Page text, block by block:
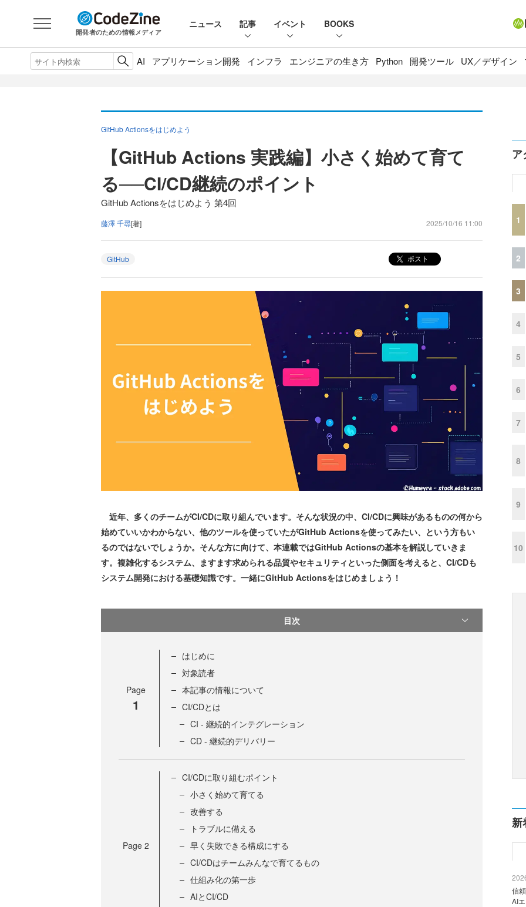
開発者のための情報メディア
ニュース 記事 イベント BOOKS
AI アプリケーション開発 インフラ エンジニアの生き方 Python 開発ツール UX／デザイン
GitHub Actionsをはじめよう
【GitHub Actions 実践編】小さく始めて育て
る──CI/CD継続のポイント
GitHub Actionsをはじめよう 第4回
藤澤 千尋[著] 2025/10/16 11:00
GitHub ポスト
近年、多くのチームがCI/CDに取り組んでいます。そんな状況の中、CI/CDに興味があるものの何から
始めていいかわからない、他のツールを使っていたがGitHub Actionsを使ってみたい、という方もい
るのではないでしょうか。そんな方に向けて、本連載ではGitHub Actionsの基本を解説していきま
す。複雑化するシステム、ますます求められる品質やセキュリティといった側面を考えると、CI/CDも
システム開発における基礎知識です。一緒にGitHub Actionsをはじめましょう！
目次
Page
1
はじめに
対象読者
本記事の情報について
CI/CDとは
CI - 継続的インテグレーション
CD - 継続的デリバリー
Page 2
CI/CDに取り組むポイント
小さく始めて育てる
改善する
トラブルに備える
早く失敗できる構成にする
CI/CDはチームみんなで育てるもの
仕組み化の第一歩
AIとCI/CD
ア
1
2
3
4
5
6
7
8
9
10
新
信
AI